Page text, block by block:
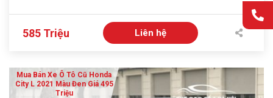
585 Triệu Liên hệ
Mua Bán Xe Ô Tô Cũ Honda
City L 2021 Màu Đen Giá 495
Triệu